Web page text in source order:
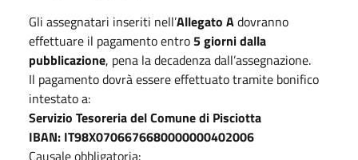
Gli assegnatari inseriti nell’Allegato Adovranno
effettuare il pagamento entro 5 giorni dalla
pubblicazione, pena la decadenza dall’assegnazione.
Il pagamento dovrà essere effettuato tramite bonifico
intestato a:
Servizio Tesoreria del Comune di Pisciotta
IBAN: IT98X0706676680000000402006
Causale obbligatoria: